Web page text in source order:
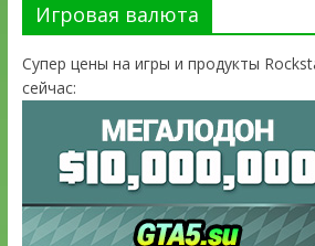
Игровая валюта
Супер цены на игры и продукты
сейчас: